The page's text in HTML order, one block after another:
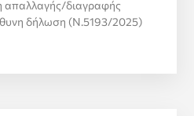
απαλλαγής/διαγραφής
δήλωση (Ν.5193/2025)